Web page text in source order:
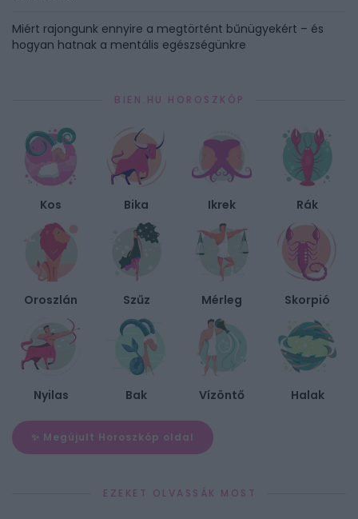
Miért rajongunk ennyire a megtörtént bűnügyekért – és
hogyan hatnak a mentális egészségünkre
BIEN.HU HOROSZKÓP
Kos Bika Ikrek Rák
Oroszlán Szűz Mérleg Skorpió
Nyilas Bak Vízöntő Halak
✨ Megújult Horoszkóp oldal
EZEKET OLVASSÁK MOST